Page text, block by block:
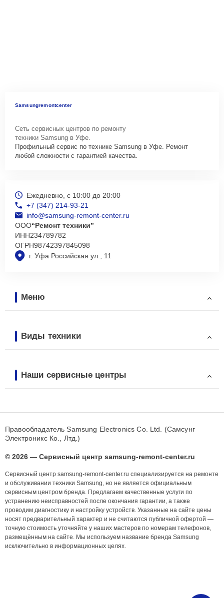
Samsungremontcenter
Сеть сервисных центров по ремонту
техники Samsung в Уфе.
Профильный сервис по технике Samsung в Уфе. Ремонт
любой сложности с гарантией качества.
г. Уфа Российская ул., 11
Ежедневно, с 10:00 до 20:00
+7 (347) 214-93-21
info@samsung-remont-center.ru
ООО“Ремонт техники”
ИНН234789782
ОГРН98742397845098
Меню
Виды техники
Наши сервисные центры
Правообладатель Samsung Electronics Co. Ltd. (Самсунг
Электроникс Ко., Лтд.)
© 2026 — Сервисный центр samsung-remont-center.ru
Сервисный центр samsung-remont-center.ru специализируется на ремонте
и обслуживании техники Samsung, но не является официальным
сервисным центром бренда. Предлагаем качественные услуги по
устранению неисправностей после окончания гарантии, а также
проводим диагностику и настройку устройств. Указанные на сайте цены
носят предварительный характер и не считаются публичной офертой —
точную стоимость уточняйте у наших мастеров по номерам телефонов,
размещённым на сайте. Мы используем название бренда Samsung
исключительно в информационных целях.